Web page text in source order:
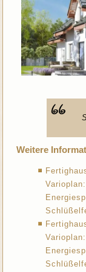
Weitere